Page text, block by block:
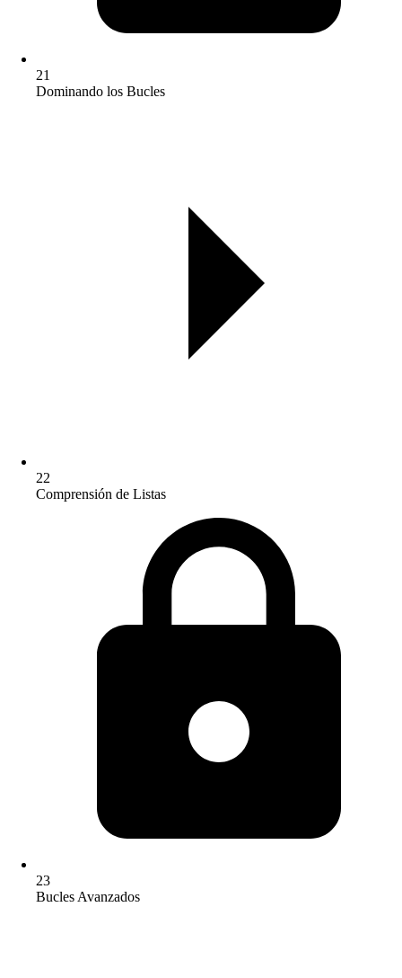
21
Dominando los Bucles
22
Comprensión de Listas
23
Bucles Avanzados